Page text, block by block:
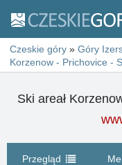
Czeskie góry » Góry
Korzenow - Prichovice -
Ski areał
Przegląd